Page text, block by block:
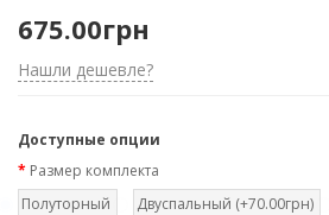
675.00грн
Нашли дешевле?
Доступные опции
Размер комплекта
Полуторный
Двуспальный (+70.00грн)